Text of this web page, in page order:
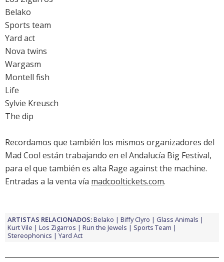
Belako
Sports team
Yard act
Nova twins
Wargasm
Montell fish
Life
Sylvie Kreusch
The dip
Recordamos que también los mismos organizadores del
Mad Cool están trabajando en el Andalucía Big Festival,
para el que también es alta Rage against the machine.
Entradas a la venta vía madcooltickets.com.
ARTISTAS RELACIONADOS:Belako Biffy Clyro
Glass Animals
Kurt Vile
Los Zigarros Run the Jewels
Sports Team
Stereophonics
Yard Act